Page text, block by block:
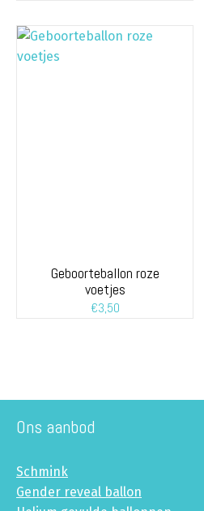
Geboorteballon roze
voetjes
€3,50
Ons aanbod
Schmink
Gender reveal ballon